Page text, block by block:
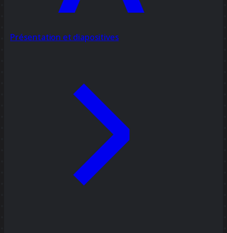
Présentation et diapositives